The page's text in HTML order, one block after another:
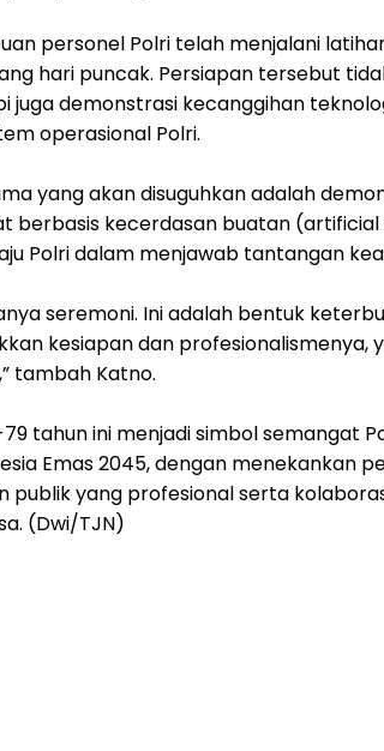
personel Polri telah menjalani
hari puncak. Persiapan tersebut
juga demonstrasi kecanggihan
operasional Polri.
yang akan disuguhkan adalah
berbasis kecerdasan buatan
Polri dalam menjawab tantangan
seremoni. Ini adalah bentuk
kesiapan dan profesionalismenya,
tambah Katno.
tahun ini menjadi simbol semangat
Emas 2045, dengan menekankan
publik yang profesional serta
(Dwi/TJN)